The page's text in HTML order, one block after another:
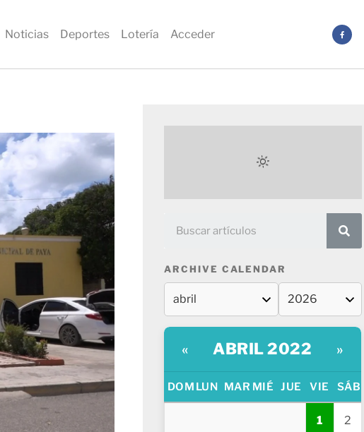
Noticias Deportes Lotería Acceder
ARCHIVE CALENDAR
« ABRIL 2022 »
DOM LUN MAR MIÉ JUE VIE SÁB
1 2